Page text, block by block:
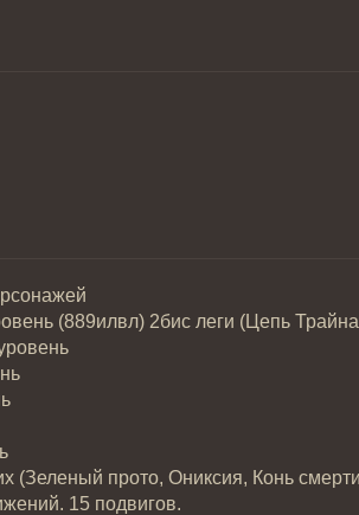
(889илвл) 2бис леги (Цепь
(Зеленый прото, Ониксия, Конь
15 подвигов.